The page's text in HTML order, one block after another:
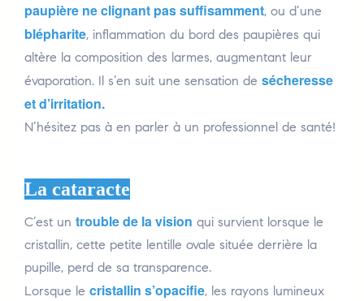
paupière ne clignant pas suffisamment, ou d’une
blépharite, inflammation du bord des paupières qui
altère la composition des larmes, augmentant leur
évaporation. Il s’en suit une sensation de sécheresse
et d’irritation.
N’hésitez pas à en parler à un professionnel de santé!
La cataracte
C’est un trouble de la vision qui survient lorsque le
cristallin, cette petite lentille ovale située derrière la
pupille, perd de sa transparence.
Lorsque le cristallin s’opacifie, les rayons lumineux